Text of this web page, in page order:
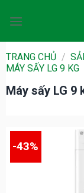
đến
dung
TRANG CHỦ /
MÁY SẤY LG 9 KG
Máy sấy LG 9
-43%